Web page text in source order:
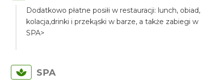
Dodatkowo płatne posiłi w restauracji: lunch, obiad,
kolacja,drinki i przekąski w barze, a także zabiegi w
SPA>
SPA